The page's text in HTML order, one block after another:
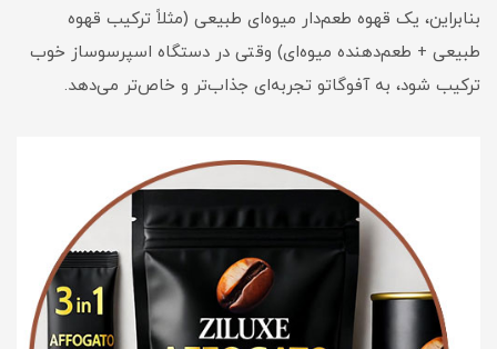
بنابراین، یک قهوه طعم‌دار میوه‌ای طبیعی (مثلاً ترکیب قهوه
طبیعی + طعم‌دهنده میوه‌ای) وقتی در دستگاه اسپرسوساز خوب
ترکیب شود، به آفوگاتو تجربه‌ای جذاب‌تر و خاص‌تر می‌دهد.